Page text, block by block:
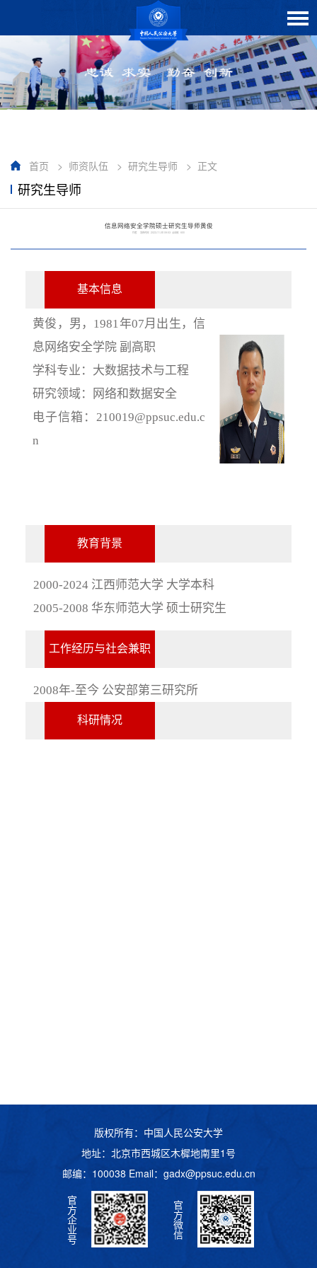
首页 > 师资队伍 > 研究生导师 > 正文
研究生导师
信息网络安全学院硕士研究生导师黄俊
作者： 发布时间：2023-11-08 09:53 点击数： 600
基本信息
黄俊，男， 1981年07月出生，信
息网络安全学院 副高职
学科专业：大数据技术与工程
研究领域：网络和数据安全
电子信箱： 210019@ppsuc.edu.c
n
教育背景
2000-2024 江西师范大学 大学本科
2005-2008 华东师范大学 硕士研究生
工作经历与社会兼职
2008年-至今 公安部第三研究所
科研情况
版权所有：中国人民公安大学
地址：北京市西城区木樨地南里1号
邮编：100038 Email： gadx@ppsuc.edu.cn
官
方
企
业
号
官
方
微
信